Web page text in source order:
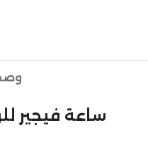
ساعة فيجير